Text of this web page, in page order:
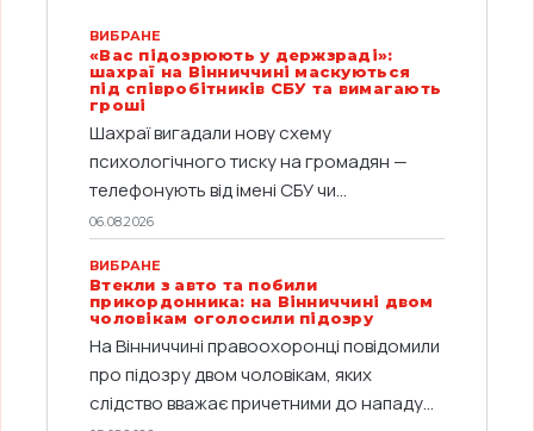
ВИБРАНЕ
«Вас підозрюють у держзраді»:
шахраї на Вінниччині маскуються
під співробітників СБУ та вимагають
гроші
Шахраї вигадали нову схему
психологічного тиску на громадян —
телефонують від імені СБУ чи...
06.08.2026
ВИБРАНЕ
Втекли з авто та побили
прикордонника: на Вінниччині двом
чоловікам оголосили підозру
На Вінниччині правоохоронці повідомили
про підозру двом чоловікам, яких
слідство вважає причетними до нападу...